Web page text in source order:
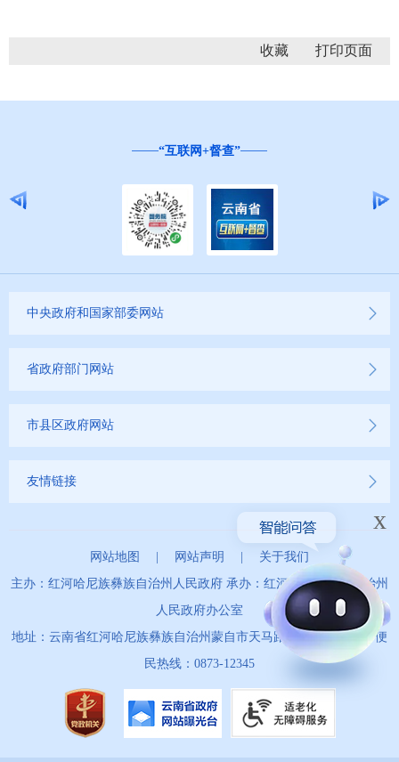
收藏
“互联网+督查”
中央政府和国家部委网站
省政府部门网站
市县区政府网站
友情链接
网站地图 网站声明
关于我们
主办：红河哈尼族彝族自治州人民政府 承办：红河哈尼族彝族自治州
人民政府办公室
地址：云南省红河哈尼族彝族自治州蒙自市天马路67号 政务服务便
民热线：0873-12345
x